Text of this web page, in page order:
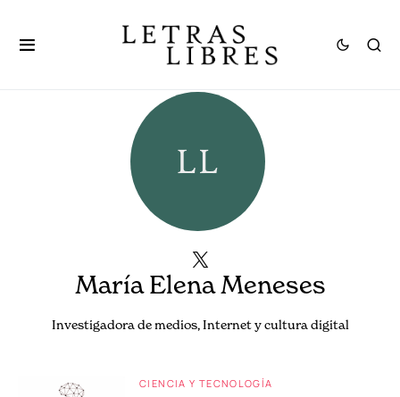
María Elena Meneses
Investigadora de medios, Internet y cultura digital
CIENCIA Y TECNOLOGÍA